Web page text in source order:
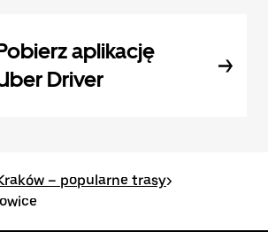
aplikację
Driver
– popularne trasy>